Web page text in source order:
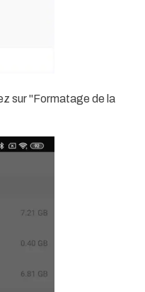
sur "Formatage de la